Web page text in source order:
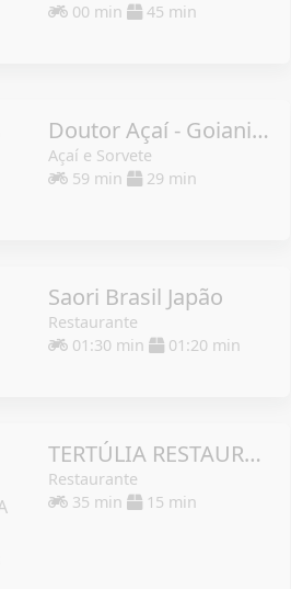
00 min
45 min
Doutor Açaí - Goiania Viva
Açaí e Sorvete
59 min
29 min
Saori Brasil Japão
Restaurante
01:30 min
01:20 min
TERTÚLIA RESTAURANTE - Estamos em recesso, retornaremos dia 03/08
Restaurante
35 min
15 min